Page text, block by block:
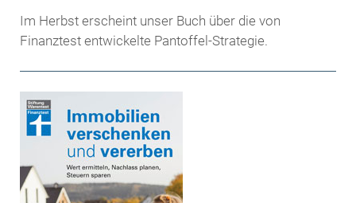
Im Herbst erscheint unser Buch über die von
Finanztest entwickelte Pantoffel-Strategie.